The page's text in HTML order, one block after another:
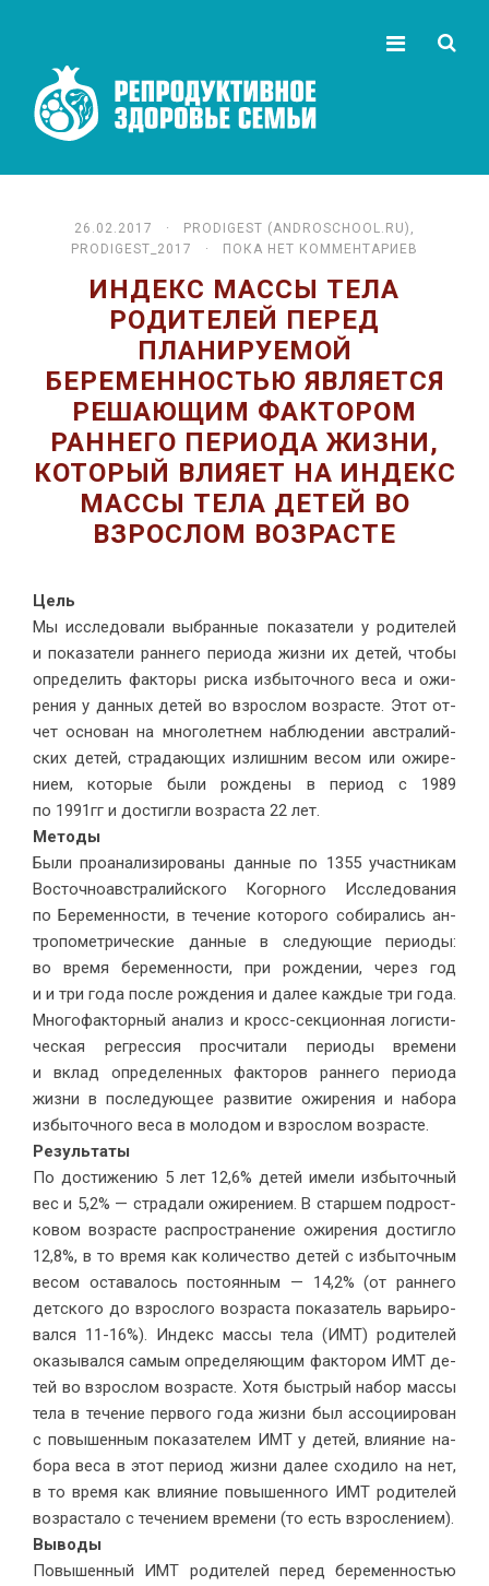
26.02.2017 · PRODIGEST (ANDROSCHOOL.RU) ,
PRODIGEST_2017
· ПОКА НЕТ КОММЕНТАРИЕВ
ИНДЕКС МАССЫ ТЕЛА
РОДИТЕЛЕЙ ПЕРЕД
ПЛАНИРУЕМОЙ
БЕРЕМЕННОСТЬЮ ЯВЛЯЕТСЯ
РЕШАЮЩИМ ФАКТОРОМ
РАННЕГО ПЕРИОДА ЖИЗНИ,
КОТОРЫЙ ВЛИЯЕТ НА ИНДЕКС
МАССЫ ТЕЛА ДЕТЕЙ ВО
ВЗРОСЛОМ ВОЗРАСТЕ
Цель
Мы ис­сле­до­ва­ли вы­бран­ные по­ка­за­те­ли у ро­ди­те­лей
и по­ка­за­те­ли ран­не­го пе­ри­о­да жиз­ни их де­тей, чтобы
опре­де­лить фак­то­ры рис­ка из­бы­точ­но­го ве­са и ожи­
ре­ния у дан­ных де­тей во взрос­лом воз­расте. Этот от­
чет ос­но­ван на мно­го­лет­нем на­блю­де­нии ав­стра­лий­
ских де­тей, стра­да­ю­щих из­лиш­ним ве­сом или ожи­ре­
ни­ем, ко­то­рые бы­ли рож­де­ны в пе­ри­од с 1989
по 1991гг и до­стиг­ли воз­рас­та 22 лет.
Ме­то­ды
Бы­ли про­ана­ли­зи­ро­ва­ны дан­ные по 1355 участ­ни­кам
Во­сточ­но­ав­стра­лий­ско­го Ко­гор­но­го Ис­сле­до­ва­ния
по Бе­ре­мен­но­сти, в те­че­ние ко­то­ро­го со­би­ра­лись ан­
тро­по­мет­ри­че­ские дан­ные в сле­ду­ю­щие пе­ри­о­ды:
во вре­мя бе­ре­мен­но­сти, при рож­де­нии, через год
и и три го­да по­сле рож­де­ния и да­лее каж­дые три го­да.
Мно­го­фак­тор­ный ана­лиз и кросс-сек­ци­он­ная ло­ги­сти­
че­ская ре­грес­сия про­счи­та­ли пе­ри­о­ды вре­ме­ни
и вклад опре­де­лен­ных фак­то­ров ран­не­го пе­ри­о­да
жиз­ни в по­сле­ду­ю­щее раз­ви­тие ожи­ре­ния и на­бо­ра
из­бы­точ­но­го ве­са в мо­ло­дом и взрос­лом воз­расте.
Ре­зуль­та­ты
По до­сти­же­нию 5 лет 12,6% де­тей име­ли из­бы­точ­ный
вес и 5,2% — стра­да­ли ожи­ре­ни­ем. В стар­шем под­рост­
ко­вом воз­расте рас­про­стра­не­ние ожи­ре­ния до­стиг­ло
12,8%, в то вре­мя как ко­ли­че­ство де­тей с из­бы­точ­ным
ве­сом оста­ва­лось по­сто­ян­ным — 14,2% (от ран­не­го
дет­ско­го до взрос­ло­го воз­рас­та по­ка­за­тель ва­рьи­ро­
вал­ся 11-16%). Ин­декс мас­сы те­ла (ИМТ) ро­ди­те­лей
ока­зы­вал­ся са­мым опре­де­ля­ю­щим фак­то­ром ИМТ де­
тей во взрос­лом воз­расте. Хо­тя быст­рый на­бор мас­сы
те­ла в те­че­ние пер­во­го го­да жиз­ни был ас­со­ци­и­ро­ван
с по­вы­шен­ным по­ка­за­те­лем ИМТ у де­тей, вли­я­ние на­
бо­ра ве­са в этот пе­ри­од жиз­ни да­лее схо­ди­ло на нет,
в то вре­мя как вли­я­ние по­вы­шен­но­го ИМТ ро­ди­те­лей
воз­рас­та­ло с те­че­ни­ем вре­ме­ни (то есть взрос­ле­ни­ем).
Вы­во­ды
По­вы­шен­ный ИМТ ро­ди­те­лей пе­ред бе­ре­мен­но­стью